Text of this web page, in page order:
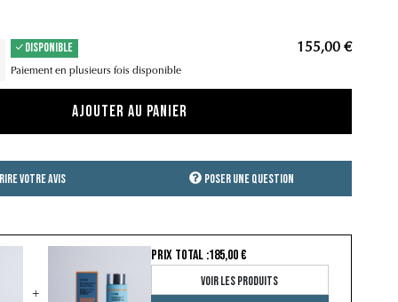
DISPONIBLE
Paiement en plusieurs fois disponible
155,00 €
Ajouter au panier
votre avis Poser une question
+
PRIX TOTAL :185,00 €
Voir les produits